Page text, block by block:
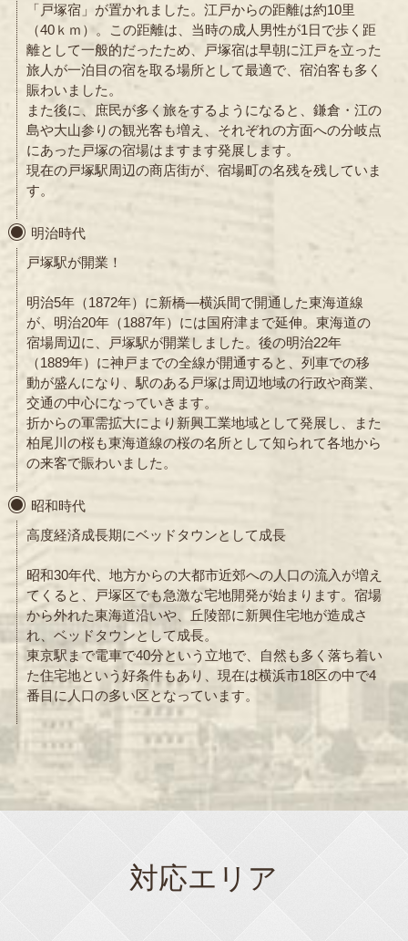
「戸塚宿」が置かれました。江戸からの距離は約10里
（40ｋｍ）。この距離は、当時の成人男性が1日で歩く距
離として一般的だったため、戸塚宿は早朝に江戸を立った
旅人が一泊目の宿を取る場所として最適で、宿泊客も多く
賑わいました。
また後に、庶民が多く旅をするようになると、鎌倉・江の
島や大山参りの観光客も増え、それぞれの方面への分岐点
にあった戸塚の宿場はますます発展します。
現在の戸塚駅周辺の商店街が、宿場町の名残を残していま
す。
明治時代
戸塚駅が開業！
明治5年（1872年）に新橋―横浜間で開通した東海道線
が、明治20年（1887年）には国府津まで延伸。東海道の
宿場周辺に、戸塚駅が開業しました。後の明治22年
（1889年）に神戸までの全線が開通すると、列車での移
動が盛んになり、駅のある戸塚は周辺地域の行政や商業、
交通の中心になっていきます。
折からの軍需拡大により新興工業地域として発展し、また
柏尾川の桜も東海道線の桜の名所として知られて各地から
の来客で賑わいました。
昭和時代
高度経済成長期にベッドタウンとして成長
昭和30年代、地方からの大都市近郊への人口の流入が増え
てくると、戸塚区でも急激な宅地開発が始まります。宿場
から外れた東海道沿いや、丘陵部に新興住宅地が造成さ
れ、ベッドタウンとして成長。
東京駅まで電車で40分という立地で、自然も多く落ち着い
た住宅地という好条件もあり、現在は横浜市18区の中で4
番目に人口の多い区となっています。
対応エリア